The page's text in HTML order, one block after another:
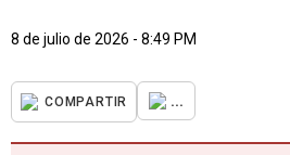
8 de julio de 2026 - 8:49 PM
COMPARTIR ...